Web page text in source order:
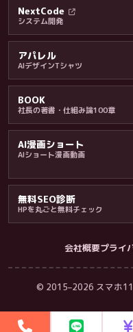
NextCode
システム開発
アパレル
AIデザインTシャツ
BOOK
社長の著書・仕組み論100章
AI漫画ショート
AIショート漫画動画
無料SEO診断
HPを丸ごと無料チェック
会社概要プライ
© 2015–2026 スマホ